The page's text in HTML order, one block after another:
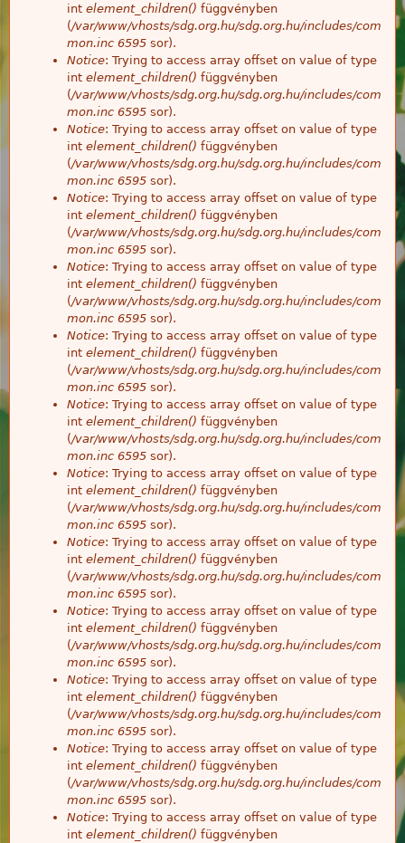
int element_children() függvényben
(/var/www/vhosts/sdg.org.hu/sdg.org.hu/includes/com
mon.inc 6595 sor).
Notice: Trying to access array offset on value of type
int element_children() függvényben
(/var/www/vhosts/sdg.org.hu/sdg.org.hu/includes/com
mon.inc 6595 sor).
Notice: Trying to access array offset on value of type
int element_children() függvényben
(/var/www/vhosts/sdg.org.hu/sdg.org.hu/includes/com
mon.inc 6595 sor).
Notice: Trying to access array offset on value of type
int element_children() függvényben
(/var/www/vhosts/sdg.org.hu/sdg.org.hu/includes/com
mon.inc 6595 sor).
Notice: Trying to access array offset on value of type
int element_children() függvényben
(/var/www/vhosts/sdg.org.hu/sdg.org.hu/includes/com
mon.inc 6595 sor).
Notice: Trying to access array offset on value of type
int element_children() függvényben
(/var/www/vhosts/sdg.org.hu/sdg.org.hu/includes/com
mon.inc 6595 sor).
Notice: Trying to access array offset on value of type
int element_children() függvényben
(/var/www/vhosts/sdg.org.hu/sdg.org.hu/includes/com
mon.inc 6595 sor).
Notice: Trying to access array offset on value of type
int element_children() függvényben
(/var/www/vhosts/sdg.org.hu/sdg.org.hu/includes/com
mon.inc 6595 sor).
Notice: Trying to access array offset on value of type
int element_children() függvényben
(/var/www/vhosts/sdg.org.hu/sdg.org.hu/includes/com
mon.inc 6595 sor).
Notice: Trying to access array offset on value of type
int element_children() függvényben
(/var/www/vhosts/sdg.org.hu/sdg.org.hu/includes/com
mon.inc 6595 sor).
Notice: Trying to access array offset on value of type
int element_children() függvényben
(/var/www/vhosts/sdg.org.hu/sdg.org.hu/includes/com
mon.inc 6595 sor).
Notice: Trying to access array offset on value of type
int element_children() függvényben
(/var/www/vhosts/sdg.org.hu/sdg.org.hu/includes/com
mon.inc 6595 sor).
Notice: Trying to access array offset on value of type
int element_children() függvényben